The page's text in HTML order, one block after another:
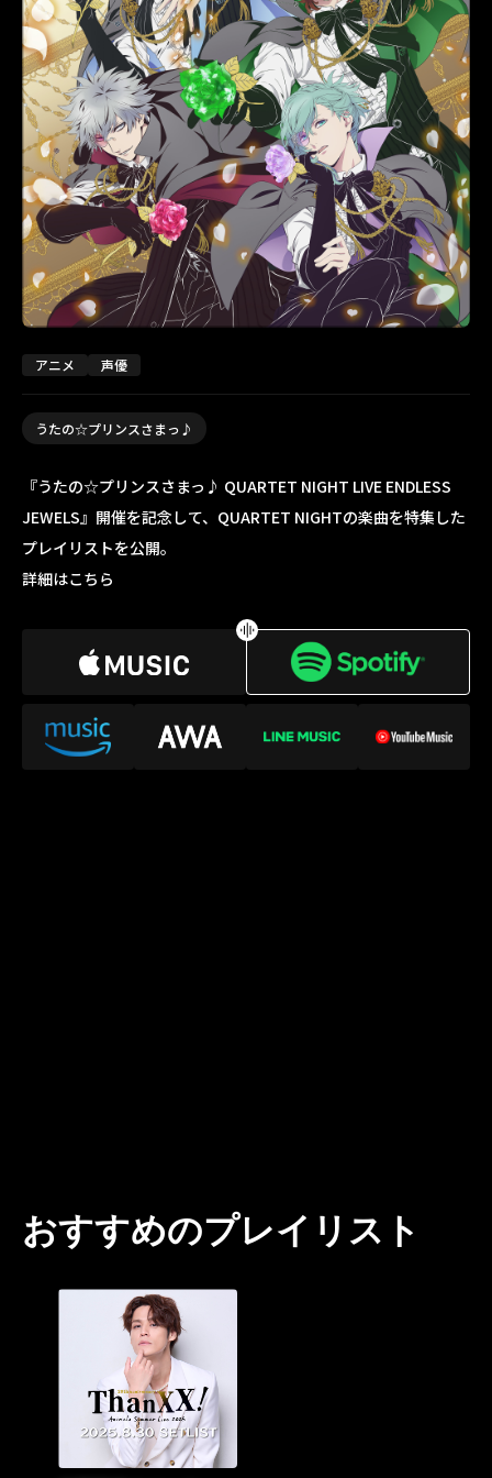
アニメ 声優
うたの☆プリンスさまっ♪
『うたの☆プリンスさまっ♪ QUARTET NIGHT LIVE ENDLESS
JEWELS』開催を記念して、QUARTET NIGHTの楽曲を特集した
プレイリストを公開。
詳細はこちら
おすすめのプレイリスト